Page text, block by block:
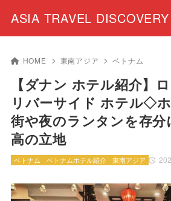
ASIA TRAVEL DISCOVERY
HOME 東南アジア ベトナム
【ダナン ホテル紹介】
リバーサイド ホテル◇
街や夜のランタンを存
高の立地
ベトナム ベトナムホテル紹介 東南アジア